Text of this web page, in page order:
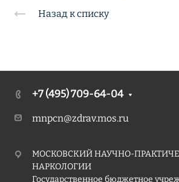
Назад к списку
+7 (495) 709-64-04
mnpcn@zdrav.mos.ru
МОСКОВСКИЙ НАУЧНО-
НАРКОЛОГИИ
Государственное бюджетное